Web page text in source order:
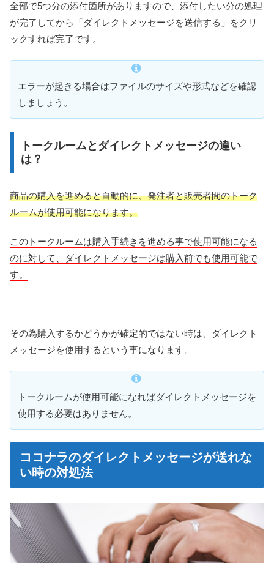
全部で5つ分の添付箇所がありますので、添付したい分の処理
が完了してから「ダイレクトメッセージを送信する」をクリ
ックすれば完了です。
エラーが起きる場合はファイルのサイズや形式などを確認
しましょう。
トークルームとダイレクトメッセージの違い
は？
商品の購入を進めると自動的に、発注者と販売者間のトーク
ルームが使用可能になります。
このトークルームは購入手続きを進める事で使用可能になる
のに対して、ダイレクトメッセージは購入前でも使用可能で
す。
その為購入するかどうかが確定的ではない時は、ダイレクト
メッセージを使用するという事になります。
トークルームが使用可能になればダイレクトメッセージを
使用する必要はありません。
ココナラのダイレクトメッセージが送れな
い時の対処法